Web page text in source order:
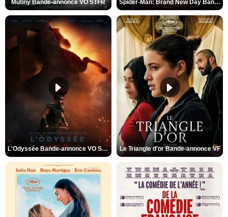
Mutiny Bande-annonce VO STFR Spider-Man: Brand New Day Bande-annonce VO STFR
L'Odyssée Bande-annonce VO STFR Le Triangle d'or Bande-annonce VF